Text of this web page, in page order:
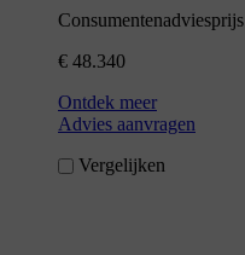
Consumentenadviesprijs
€ 48.340
Ontdek meer
Advies aanvragen
Vergelijken